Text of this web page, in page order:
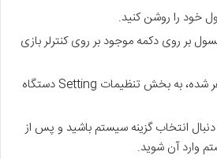
خود را روشن کنید.
بر روی دکمه موجود بر روی کنترلر بازی
در صفحه ابتدایی ظاهر شده، به بخش تنظیمات Setting دستگاه
انتخاب گزینه سیستم باشید و پس از
وارد آن شوید.